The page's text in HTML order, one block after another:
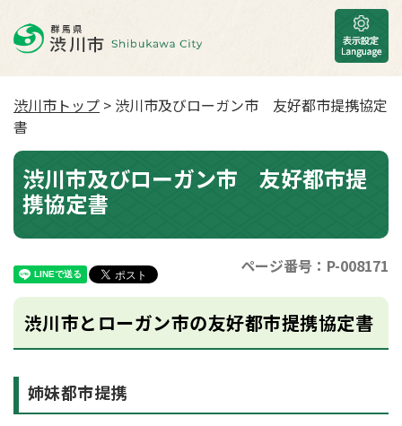
渋川市トップ > 渋川市及びローガン市 友好都市提携協定
書
渋川市及びローガン市 友好都市提
携協定書
ページ番号：P-008171
渋川市とローガン市の友好都市提携協定書
姉妹都市提携